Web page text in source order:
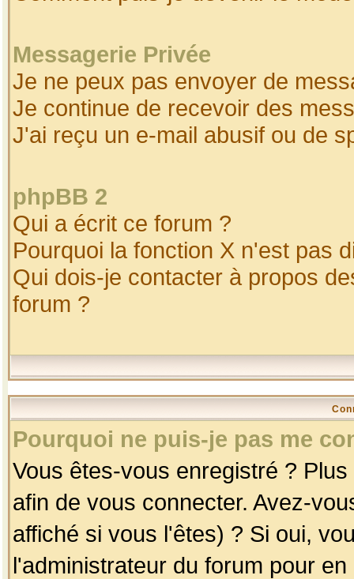
Messagerie Privée
Je ne peux pas envoyer de
Je continue de recevoir des
J'ai reçu un e-mail abusif ou de
phpBB 2
Qui a écrit ce forum ?
Pourquoi la fonction X n'est pas
Qui dois-je contacter à propos
forum ?
Pourquoi ne puis-je pas me
Vous êtes-vous enregistré ?
afin de vous connecter. Avez-
affiché si vous l'êtes) ? Si oui,
l'administrateur du forum pour